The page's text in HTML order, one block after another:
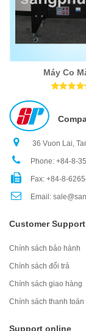
Máy Co
36 Vuon Lai,
Phone: +84-8-
Fax: +84-8-
Email:
Customer Support
Chính sách bảo hành
Chính sách đổi trả
Chính sách giao hàng
Chính sách thanh toán
Support online